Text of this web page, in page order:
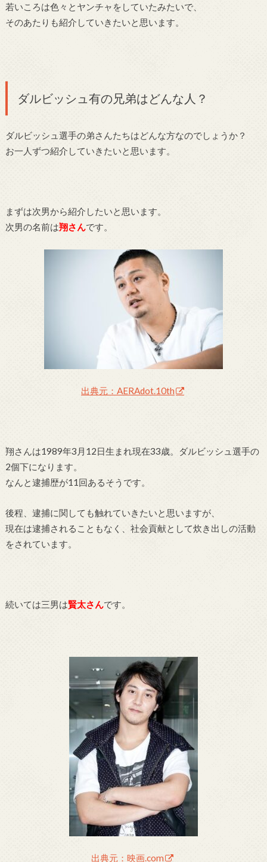
若いころは色々とヤンチャをしていたみたいで、
そのあたりも紹介していきたいと思います。
ダルビッシュ有の兄弟はどんな人？
ダルビッシュ選手の弟さんたちはどんな方なのでしょうか？
お一人ずつ紹介していきたいと思います。
まずは次男から紹介したいと思います。
次男の名前は翔さんです。
出典元：AERAdot.10th
翔さんは1989年3月12日生まれ現在33歳。ダルビッシュ選手の
2個下になります。
なんと逮捕歴が11回あるそうです。
後程、逮捕に関しても触れていきたいと思いますが、
現在は逮捕されることもなく、社会貢献として炊き出しの活動
をされています。
続いては三男は賢太さんです。
出典元：映画.com